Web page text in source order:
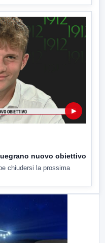
▶
nuovo obiettivo
chiudersi la prossima